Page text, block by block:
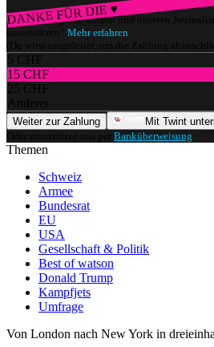
DANKE FÜR DIE ♥
Würdest du gerne watson und unseren
unterstützen? Mehr erfahren
(Du wirst umgeleitet, um die Zahlung
5 CHF
15 CHF
25 CHF
Anderer
Weiter zur Zahlung
Mit Twint
Oder unterstütze uns per Banküberweisung
Themen
Schweiz
Armee
Bundesrat
EU
USA
Gesellschaft & Politik
Best of watson
Donald Trump
Kampfjets
Umfrage
Von London nach New York in